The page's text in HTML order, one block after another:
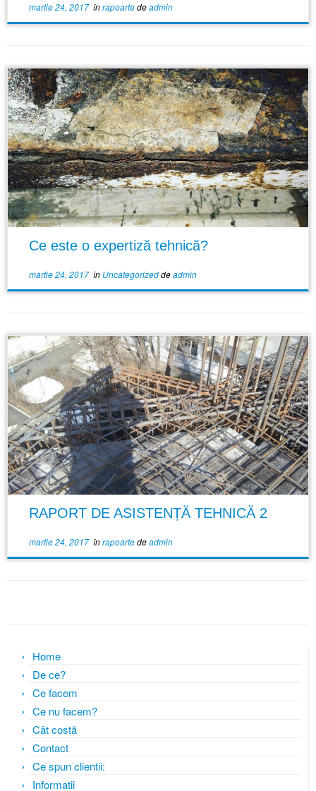
martie 24, 2017înrapoartedeadmin
Ce este o expertiză tehnică?
martie 24, 2017în Uncategorizeddeadmin
RAPORT DE ASISTENȚĂ TEHNICĂ 2
martie 24, 2017înrapoartedeadmin
Home
De ce?
Ce facem
Ce nu facem?
Cât costă
Contact
Ce spun clientii:
Informatii